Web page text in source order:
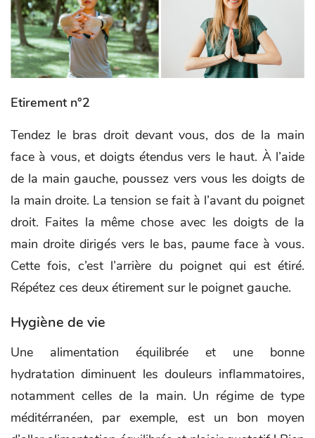
Etirement n°2
Tendez le bras droit devant vous, dos de la main
face à vous, et doigts étendus vers le haut. À l’aide
de la main gauche, poussez vers vous les doigts de
la main droite. La tension se fait à l’avant du poignet
droit. Faites la même chose avec les doigts de la
main droite dirigés vers le bas, paume face à vous.
Cette fois, c’est l’arrière du poignet qui est étiré.
Répétez ces deux étirement sur le poignet gauche.
Hygiène de vie
Une alimentation équilibrée et une bonne
hydratation diminuent les douleurs inflammatoires,
notamment celles de la main. Un régime de type
méditérranéen, par exemple, est un bon moyen